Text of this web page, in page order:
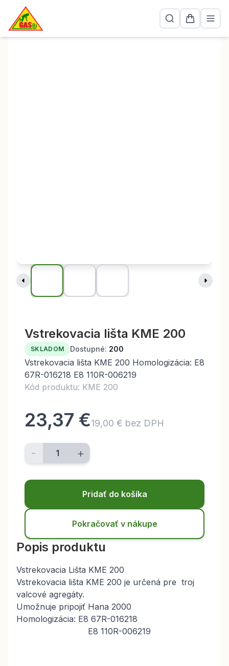
Vstrekovacia lišta KME 200
SKLADOM Dostupné: 200
Vstrekovacia lišta KME 200 Homologizácia: E8
67R-016218 E8 110R-006219
Kód produktu: KME 200
23,37 €19,00 € bez DPH
- +
Pridať do košíka
Pokračovať v nákupe
Popis produktu
Vstrekovacia Lišta KME 200
Vstrekovacia lišta KME 200 je určená pre troj
valcové agregáty.
Umožnuje pripojiť Hana 2000
Homologizácia: E8 67R-016218
E8 110R-006219